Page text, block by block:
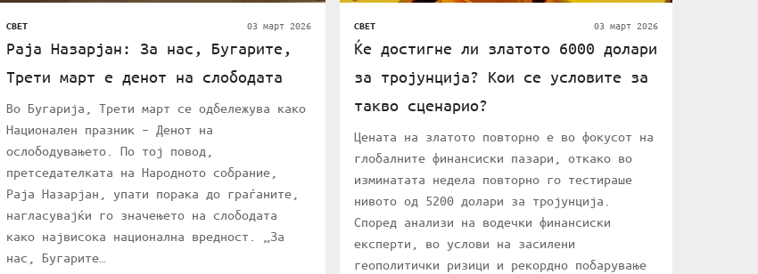
СВЕТ 03 март 2026
Раја Назарјан: За нас, Бугарите,
Трети март е денот на слободата
Во Бугарија, Трети март се одбележува како
Национален празник – Денот на
ослободувањето. По тој повод,
претседателката на Народното собрание,
Раја Назарјан, упати порака до граѓаните,
нагласувајќи го значењето на слободата
како највисока национална вредност. „За
нас, Бугарите…
СВЕТ 03 март 2026
Ќе достигне ли златото 6000 долари
за тројунција? Кои се условите за
такво сценарио?
Цената на златото повторно е во фокусот на
глобалните финансиски пазари, откако во
изминатата недела повторно го тестираше
нивото од 5200 долари за тројунција.
Според анализи на водечки финансиски
експерти, во услови на засилени
геополитички ризици и рекордно побарување